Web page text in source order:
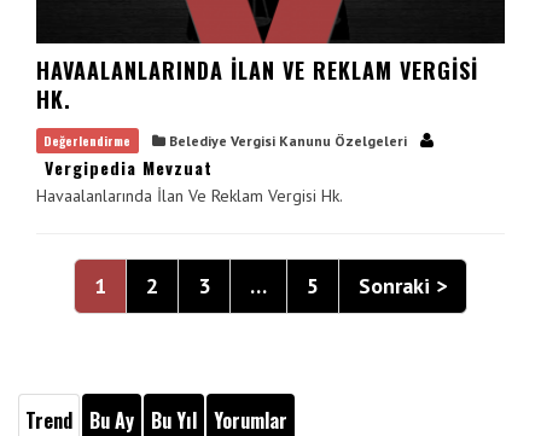
HAVAALANLARINDA İLAN VE REKLAM VERGISI
HK.
Değerlendirme Belediye Vergisi Kanunu Özelgeleri
Vergipedia Mevzuat
Havaalanlarında İlan Ve Reklam Vergisi Hk.
1 2 3 … 5 Sonraki >
Trend Bu Ay Bu Yıl Yorumlar